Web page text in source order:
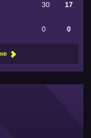
30 17
0 0